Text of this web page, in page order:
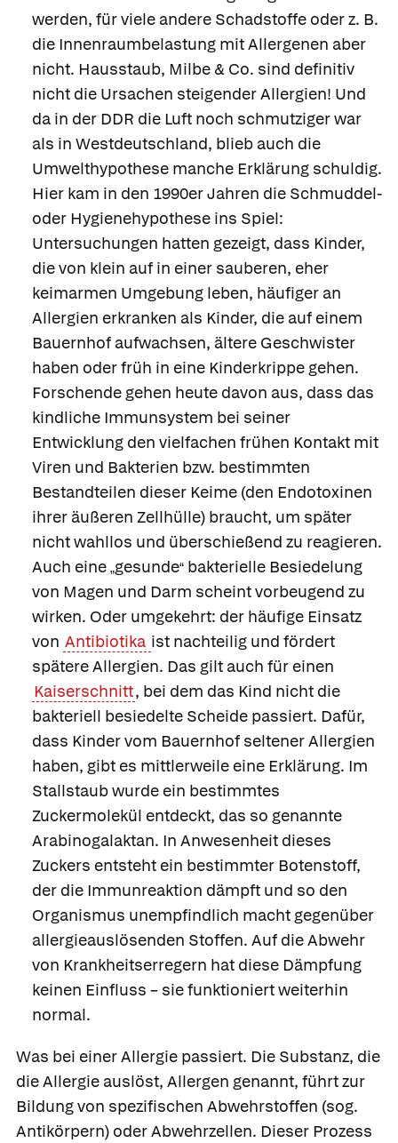
werden, für viele andere Schadstoffe oder z. B.
die Innenraumbelastung mit Allergenen aber
nicht. Hausstaub, Milbe & Co. sind definitiv
nicht die Ursachen steigender Allergien! Und
da in der DDR die Luft noch schmutziger war
als in Westdeutschland, blieb auch die
Umwelthypothese manche Erklärung schuldig.
Hier kam in den 1990er Jahren die Schmuddel-
oder Hygienehypothese ins Spiel:
Untersuchungen hatten gezeigt, dass Kinder,
die von klein auf in einer sauberen, eher
keimarmen Umgebung leben, häufiger an
Allergien erkranken als Kinder, die auf einem
Bauernhof aufwachsen, ältere Geschwister
haben oder früh in eine Kinderkrippe gehen.
Forschende gehen heute davon aus, dass das
kindliche Immunsystem bei seiner
Entwicklung den vielfachen frühen Kontakt mit
Viren und Bakterien bzw. bestimmten
Bestandteilen dieser Keime (den Endotoxinen
ihrer äußeren Zellhülle) braucht, um später
nicht wahllos und überschießend zu reagieren.
Auch eine „gesunde“ bakterielle Besiedelung
von Magen und Darm scheint vorbeugend zu
wirken. Oder umgekehrt: der häufige Einsatz
von Antibiotika ist nachteilig und fördert
spätere Allergien. Das gilt auch für einen
Kaiserschnitt, bei dem das Kind nicht die
bakteriell besiedelte Scheide passiert. Dafür,
dass Kinder vom Bauernhof seltener Allergien
haben, gibt es mittlerweile eine Erklärung. Im
Stallstaub wurde ein bestimmtes
Zuckermolekül entdeckt, das so genannte
Arabinogalaktan. In Anwesenheit dieses
Zuckers entsteht ein bestimmter Botenstoff,
der die Immunreaktion dämpft und so den
Organismus unempfindlich macht gegenüber
allergieauslösenden Stoffen. Auf die Abwehr
von Krankheitserregern hat diese Dämpfung
keinen Einfluss – sie funktioniert weiterhin
normal.
Was bei einer Allergie passiert. Die Substanz, die
die Allergie auslöst, Allergen genannt, führt zur
Bildung von spezifischen Abwehrstoffen (sog.
Antikörpern) oder Abwehrzellen. Dieser Prozess